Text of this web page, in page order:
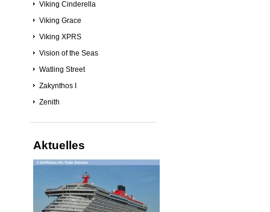
Viking Cinderella
Viking Grace
Viking XPRS
Vision of the Seas
Watling Street
Zakynthos I
Zenith
Aktuelles